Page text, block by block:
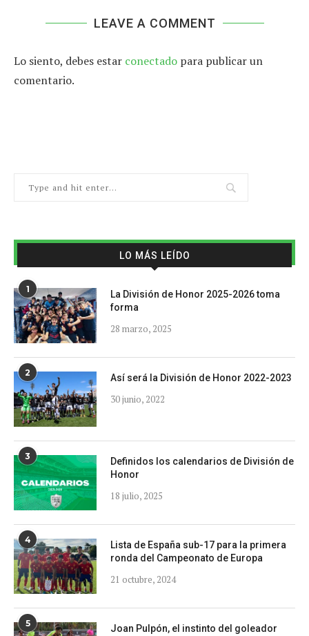
LEAVE A COMMENT
Lo siento, debes estar conectado para publicar un
comentario.
LO MÁS LEÍDO
1
La División de Honor 2025-2026 toma
forma
28 marzo, 2025
2 Así será la División de Honor 2022-2023
30 junio, 2022
3
Definidos los calendarios de División de
Honor
18 julio, 2025
4
Lista de España sub-17 para la primera
ronda del Campeonato de Europa
21 octubre, 2024
5 Joan Pulpón, el instinto del goleador